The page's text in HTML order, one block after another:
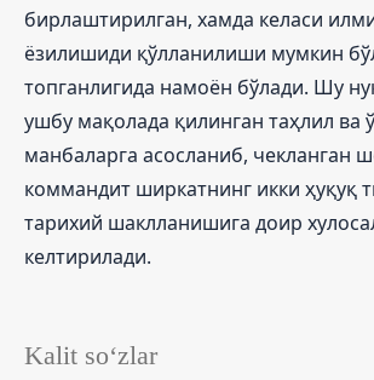
Kalit so‘zlar
бирлаштирилган, хамда келаси
ёзилишиди қўлланилиши мумкин
топганлигида намоён бўлади. Шу
ушбу мақолада қилинган таҳлил ва
манбаларга асосланиб, чекланган
коммандит ширкатнинг икки ҳуқуқ
тарихий шаклланишига доир
келтирилади.